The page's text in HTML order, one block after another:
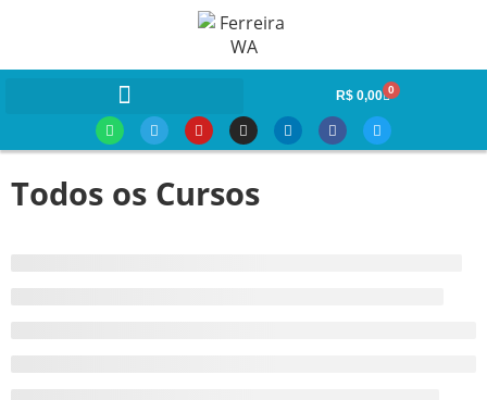
R$0,00 0
Todos os Cursos